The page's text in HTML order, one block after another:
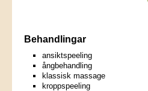
Behandlingar
ansiktspeeling
ångbehandling
klassisk massage
kroppspeeling